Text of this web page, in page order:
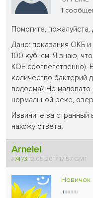
1
Помогите, пожалуйста,
Дано: показания ОКБ
100 куб. см. Я знаю,
КОЕ соответственно).
количество бактерий
водоема? Не
нормальной реке,
Извините за странный
нахожу ответа.
Arnelel
#7473 12.05.2017 17:57 GMT
Новичок